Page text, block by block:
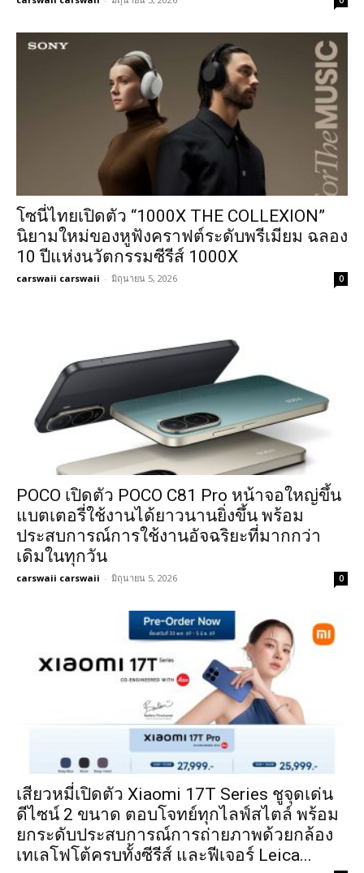
โซนี่ไทยเปิดตัว “1000X THE COLLEXION”
นิยามใหม่ของหูฟังคราฟต์ระดับพรีเมียม ฉลอง
10 ปีแห่งนวัตกรรมซีรีส์ 1000X
carswaii carswaii - มิถุนายน 5, 2026 0
POCO เปิดตัว POCO C81 Pro หน้าจอใหญ่ขึ้น
แบตเตอรี่ใช้งานได้ยาวนานยิ่งขึ้น พร้อม
ประสบการณ์การใช้งานอัจฉริยะที่มากกว่า
เดิมในทุกวัน
carswaii carswaii - มิถุนายน 5, 2026 0
เสียวหมี่เปิดตัว Xiaomi 17T Series ชูจุดเด่น
ดีไซน์ 2 ขนาด ตอบโจทย์ทุกไลฟ์สไตล์ พร้อม
ยกระดับประสบการณ์การถ่ายภาพด้วยกล้อง
เทเลโฟโต้ครบทั้งซีรีส์ และฟีเจอร์ Leica...